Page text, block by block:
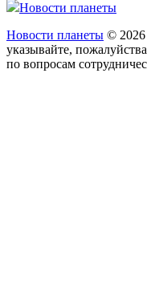
Новости планеты
Новости планеты © 2026
указывайте,
по вопросам